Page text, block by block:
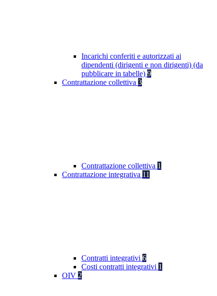
Incarichi conferiti e autorizzati ai
dipendenti (dirigenti e non dirigenti) (da
pubblicare in tabelle) 9
Contrattazione collettiva 3
Contrattazione collettiva 1
Contrattazione integrativa 11
Contratti integrativi 6
Costi contratti integrativi 1
OIV 2